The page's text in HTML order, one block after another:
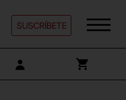
SUSCRÍBETE